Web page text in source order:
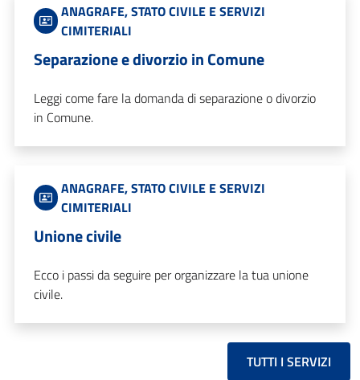
ANAGRAFE, STATO CIVILE E SERVIZI
CIMITERIALI
Separazione e divorzio in Comune
Leggi come fare la domanda di separazione o divorzio
in Comune.
ANAGRAFE, STATO CIVILE E SERVIZI
CIMITERIALI
Unione civile
Ecco i passi da seguire per organizzare la tua unione
civile.
TUTTI I SERVIZI